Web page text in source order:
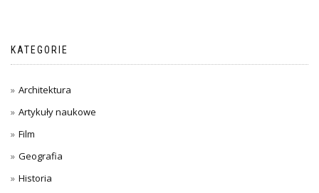
KATEGORIE
Architektura
Artykuły naukowe
Film
Geografia
Historia